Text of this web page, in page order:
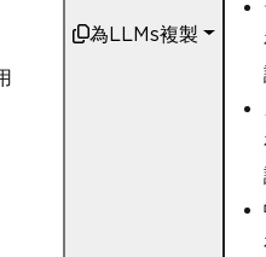
為LLMs複製